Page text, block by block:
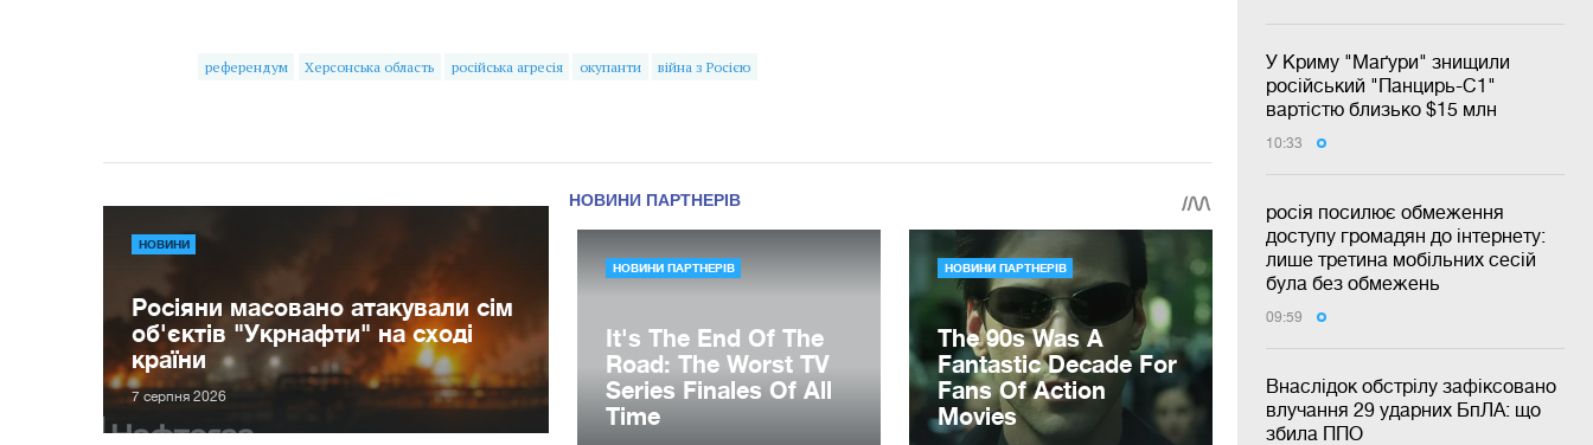
У Криму "Маґури" знищили
російський "Панцирь-С1"
вартістю близько $15 млн
10:33
росія посилює обмеження
доступу громадян до інтернету:
лише третина мобільних сесій
була без обмежень
09:59
Внаслідок обстрілу зафіксовано
влучання 29 ударних БпЛА: що
збила ППО
референдум Херсонська область російська агресія окупанти війна з Росією
НОВИНИ
Росіяни масовано атакували сім
об'єктів "Укрнафти" на сході
країни
7 серпня 2026